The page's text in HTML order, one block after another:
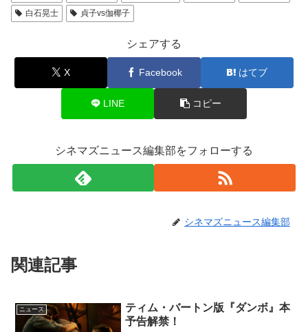
白石晃士
貞子vs伽椰子
シェアする
X Facebook はてブ
LINE コピー
シネマズニュース編集部をフォローする
シネマズニュース編集部
関連記事
ニュース
ティム・バートン版『ダンボ』本
予告解禁！